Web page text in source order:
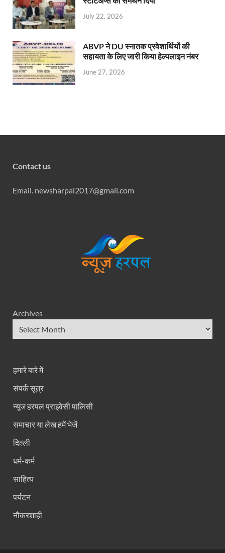
July 22, 2026
ABVP ने DU स्नातक प्रवेशार्थियों की
सहायता के लिए जारी किया हेल्पलाइन नंबर
June 27, 2026
Contact us
Email. newsharpal2017@gmail.com
Archives
हमारे बारे में
संपर्क सूत्र
न्यूज हरपल प्राइवेसी पालिसी
समाचार या लेख हमें भेजें
दिल्ली
धर्म-कर्म
साहित्य
पर्यटन
नौकरशाही